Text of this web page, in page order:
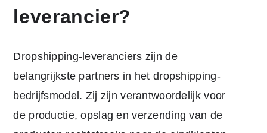
leverancier?
Dropshipping-leveranciers zijn de
belangrijkste partners in het dropshipping-
bedrijfsmodel. Zij zijn verantwoordelijk voor
de productie, opslag en verzending van de